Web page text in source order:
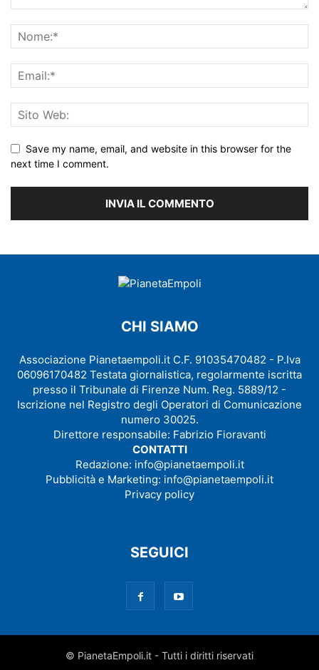
Save my name, email, and website in this browser for the
next time I comment.
CHI SIAMO
Associazione Pianetaempoli.it C.F. 91035470482 - P.Iva
06096170482 Testata giornalistica, regolarmente iscritta
presso il Tribunale di Firenze Num. Reg. 5889/12 -
Iscrizione nel Registro degli Operatori di Comunicazione
numero 30025.
Direttore responsabile: Fabrizio Fioravanti
CONTATTI
Redazione: info@pianetaempoli.it
Pubblicità e Marketing: info@pianetaempoli.it
Privacy policy
SEGUICI
© PianetaEmpoli.it - Tutti i diritti riservati